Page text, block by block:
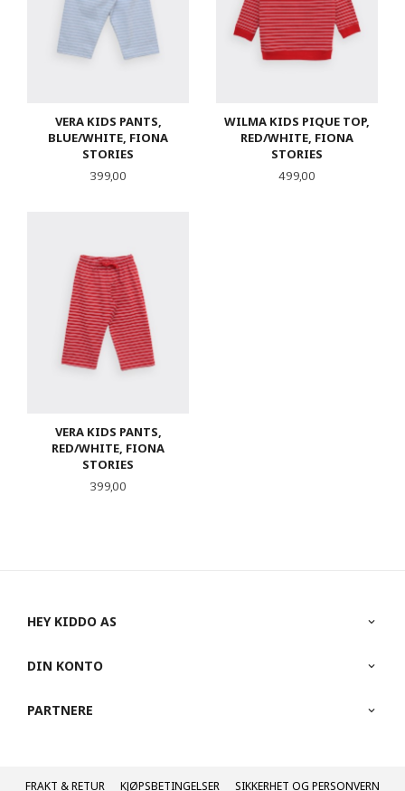
VERA KIDS PANTS,
BLUE/WHITE, FIONA
STORIES
Pris
399,00
WILMA KIDS PIQUE TOP,
RED/WHITE, FIONA
STORIES
Pris
499,00
VERA KIDS PANTS,
RED/WHITE, FIONA
STORIES
Pris
399,00
HEY KIDDO AS
DIN KONTO
PARTNERE
FRAKT KJØPSBETINGELSER SIKKERHET OG PERSONVERN